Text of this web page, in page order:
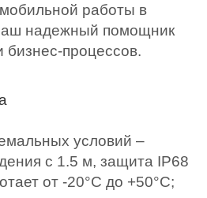
работы в
надежный помощник
бизнес-процессов.
условий –
с 1.5 м, защита IP68
от -20°C до +50°C;